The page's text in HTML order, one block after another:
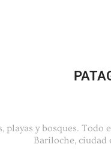
playas y bosques.
Bariloche, ciudad